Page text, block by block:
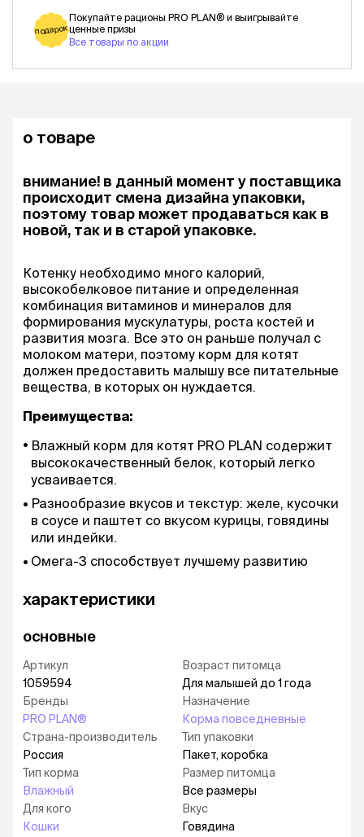
подарок
Покупайте рационы PRO PLAN® и выигрывайте
ценные призы
Все товары по акции
о товаре
внимание! в данный момент у поставщика
происходит смена дизайна упаковки,
поэтому товар может продаваться как в
новой, так и в старой упаковке.
Котенку необходимо много калорий,
высокобелковое питание и определенная
комбинация витаминов и минералов для
формирования мускулатуры, роста костей и
развития мозга. Все это он раньше получал с
молоком матери, поэтому корм для котят
должен предоставить малышу все питательные
вещества, в которых он нуждается.
Преимущества:
Влажный корм для котят PRO PLAN содержит
высококачественный белок, который легко
усваивается.
Разнообразие вкусов и текстур: желе, кусочки
в соусе и паштет со вкусом курицы, говядины
или индейки.
Омега-3 способствует лучшему развитию
Клетчатка помогает наладить процесс
Подходит для беременных и кормящих кошек.
характеристики
основные
Артикул
1059594
Бренды
PRO PLAN®
Страна-производитель
Россия
Тип корма
Влажный
Для кого
Кошки
Возраст питомца
Для малышей до 1 года
Назначение
Корма повседневные
Тип упаковки
Пакет, коробка
Размер питомца
Все размеры
Вкус
Говядина